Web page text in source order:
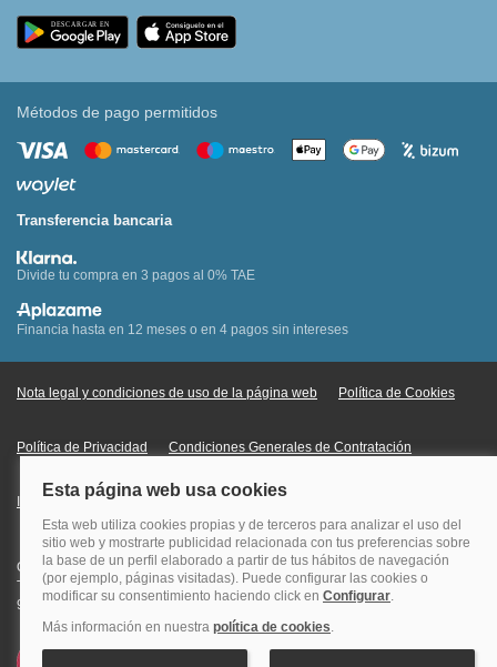
Métodos de pago permitidos
Transferencia bancaria
Divide tu compra en 3 pagos al 0% TAE
Financia hasta en 12 meses o en 4 pagos sin intereses
Nota legal y condiciones de uso de la página web Política de Cookies
Política de Privacidad Condiciones Generales de Contratación
Información Legal sobre Mercados en Línea
Quehoteles.com - Especialistas en hoteles © Copyright Veturis Travel S.A.
Todos los derechos reservados. Autorización nº I-AV0000879.4 Tel: +34
915759999